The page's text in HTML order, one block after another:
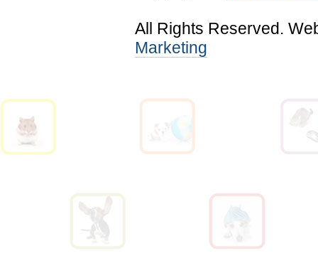
All Rights Reserved.
Marketing